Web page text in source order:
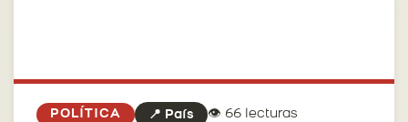
POLÍTICA 📍 País 👁️ 66 lecturas